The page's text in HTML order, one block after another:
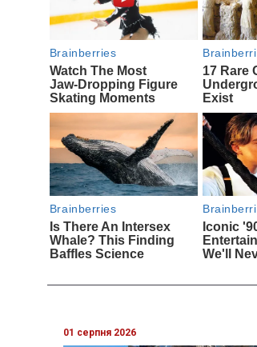
01 серпня 2026